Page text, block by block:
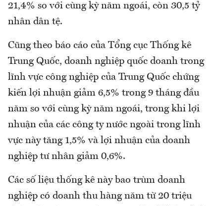
21,4% so với cùng kỳ năm ngoái, còn 30,5 tỷ
nhân dân tệ.
Cũng theo báo cáo của Tổng cục Thống kê
Trung Quốc, doanh nghiệp quốc doanh trong
lĩnh vực công nghiệp của Trung Quốc chứng
kiến lợi nhuận giảm 6,5% trong 9 tháng đầu
năm so với cùng kỳ năm ngoái, trong khi lợi
nhuận của các công ty nước ngoài trong lĩnh
vực này tăng 1,5% và lợi nhuận của doanh
nghiệp tư nhân giảm 0,6%.
Các số liệu thống kê này bao trùm doanh
nghiệp có doanh thu hàng năm từ 20 triệu